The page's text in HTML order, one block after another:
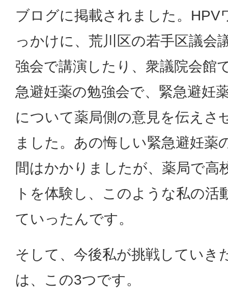
ブログに掲載されました。HPV
っかけに、荒川区の若手区議会
強会で講演したり、衆議院会館
急避妊薬の勉強会で、緊急避妊
について薬局側の意見を伝えさ
ました。あの悔しい緊急避妊薬
間はかかりましたが、薬局で高
トを体験し、このような私の活
ていったんです。
そして、今後私が挑戦していき
は、この3つです。